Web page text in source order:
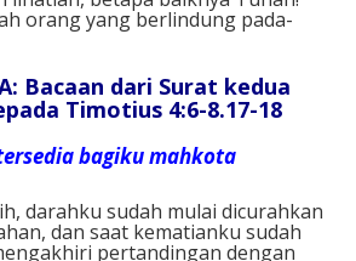
orang yang berlindung pada-
Bacaan dari Surat kedua
Timotius 4:6-8.17-18
bagiku mahkota
darahku sudah mulai dicurahkan
dan saat kematianku sudah
pertandingan dengan